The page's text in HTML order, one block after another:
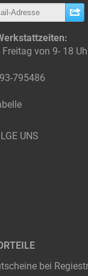
von 9- 18
795486
UNS
bei